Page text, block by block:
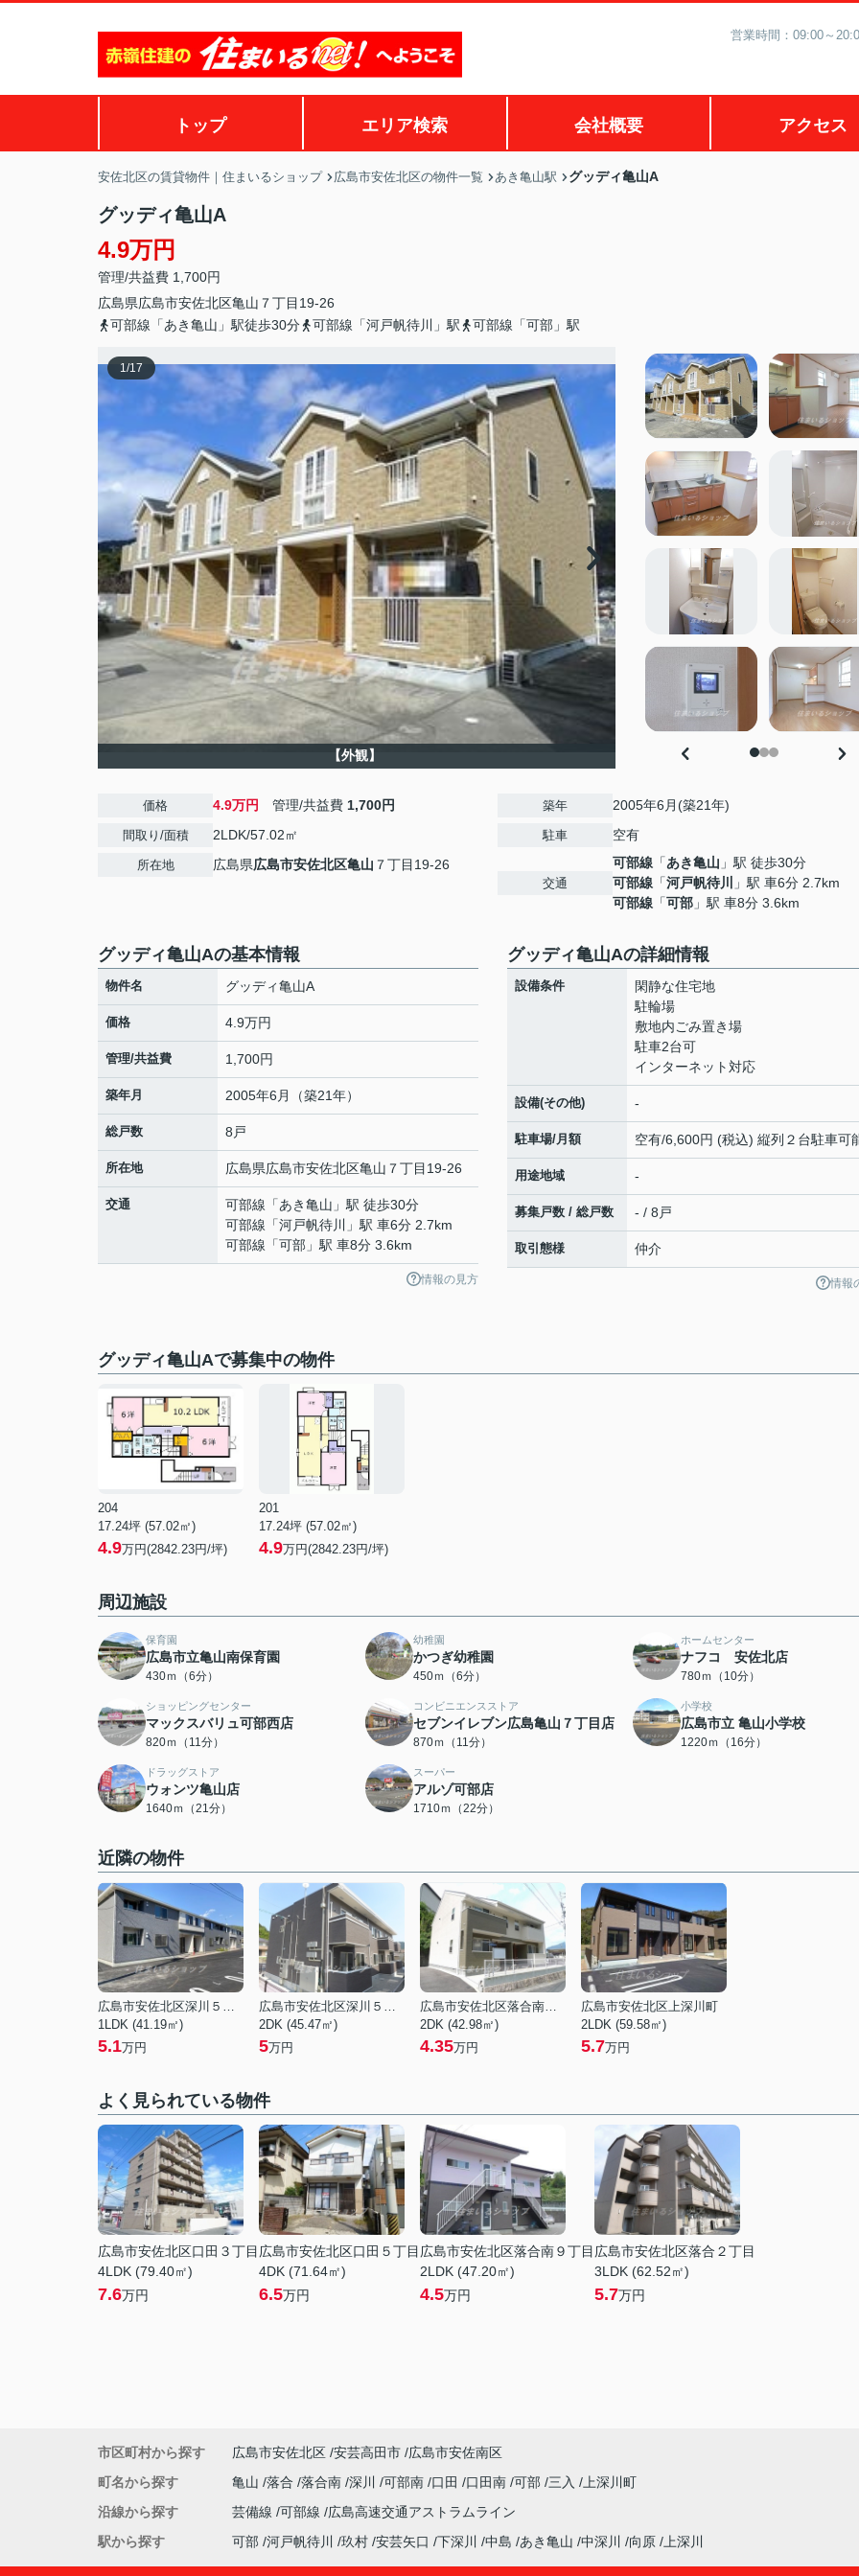
営業時間：09:00～
トップ エリア検索 会社概要 アクセス
安佐北区の賃貸物件｜住まいるショップ 広島市安佐北区の物件一覧 あき亀山駅 グッディ亀山A
グッディ亀山A
4.9万円
管理/共益費 1,700円
広島県広島市安佐北区亀山 ７丁目19-26
可部線「あき亀山」駅徒歩30分
可部線「河戸帆待川」駅 可部線「可部」駅
1/17
【外観】
価格 4.9万円 管理/共益費 1,700円
間取り/面積 2LDK/57.02㎡
所在地 広島県広島市安佐北区亀山 ７丁目19-26
築年 2005年6月(築21年)
駐車 空有
交通
可部線 「あき亀山 」駅 徒歩30分
可部線 「河戸帆待川
」駅 車6分 2.7km
可部線 「可部 」駅 車8分 3.6km
グッディ亀山Aの基本情報
物件名 グッディ亀山A
価格 4.9万円
管理/共益費 1,700円
築年月 2005年6月（築21年）
総戸数 8戸
所在地 広島県広島市安佐北区亀山 ７丁目19-26
交通 可部線 「あき亀山 」駅 徒歩30分
可部線 「河戸帆待川
」駅 車6分 2.7km
可部線 「可部 」駅 車8分 3.6km
情報の見方
グッディ亀山Aの詳細情報
設備条件
閑静な住宅地
駐輪場
敷地内ごみ置き場
駐車2台可
インターネット対応
設備(その他) -
駐車場/月額 空有/6,600円 (税込) 縦列２台駐車可
用途地域 -
募集戸数 / 総戸数 - / 8戸
取引態様 仲介
情報
グッディ亀山Aで募集中の物件
204
17.24坪 (57.02㎡)
4.9万円(2842.23円/坪)
201
17.24坪 (57.02㎡)
4.9万円(2842.23円/坪)
周辺施設
保育園
広島市立亀山南保育園
430ｍ（6分）
幼稚園
かつぎ幼稚園
450ｍ（6分）
ホームセンター
ナフコ 安佐北店
780ｍ（10分）
ショッピングセンター
マックスバリュ可部西店
820ｍ（11分）
コンビニエンスストア
セブンイレブン広島亀山７丁目店
870ｍ（11分）
小学校
広島市立 亀山小学校
1220ｍ（16分）
ドラッグストア
ウォンツ亀山店
1640ｍ（21分）
スーパー
アルゾ可部店
1710ｍ（22分）
近隣の物件
広島市安佐北区深川５丁目
1LDK (41.19㎡)
5.1万円
広島市安佐北区深川５丁目
2DK (45.47㎡)
5万円
広島市安佐北区落合南９丁目
2DK (42.98㎡)
4.35万円
広島市安佐北区上深川町
2LDK (59.58㎡)
5.7万円
よく見られている物件
広島市安佐北区口田３丁目
4LDK (79.40㎡)
7.6万円
広島市安佐北区口田５丁目
4DK (71.64㎡)
6.5万円
広島市安佐北区落合南９丁目
2LDK (47.20㎡)
4.5万円
広島市安佐北区落合２丁目
3LDK (62.52㎡)
5.7万円
市区町村から探す 広島市安佐北区 安芸高田市 広島市安佐南区
町名から探す
亀山 落合 落合南 深川 可部南 口田 口田南 可部 三入
上深川町
沿線から探す
芸備線 可部線
広島高速交通アストラムライン
駅から探す
可部 河戸帆待川 玖村 安芸矢口 下深川 中島 あき亀山 中深川 向原 上深川